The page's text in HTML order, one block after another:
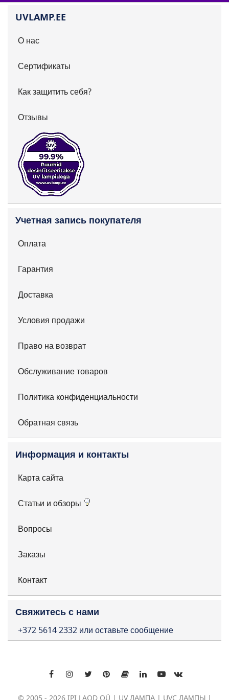
UVLAMP.EE
О нас
Сертификаты
Как защитить себя?
Отзывы
Учетная запись покупателя
Оплата
Гарантия
Доставка
Условия продажи
Право на возврат
Обслуживание товаров
Политика конфиденциальности
Обратная связь
Информация и контакты
Карта сайта
Статьи и обзоры
Вопросы
Заказы
Контакт
Свяжитесь с нами
+372 5614 2332 или оставьте сообщение